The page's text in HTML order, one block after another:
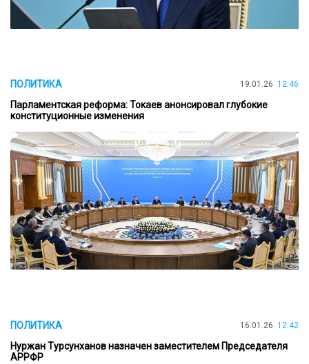
ПОЛИТИКА 19.01.26 12:46
Парламентская реформа: Токаев анонсировал глубокие
конституционные изменения
ПОЛИТИКА 16.01.26 12:42
Нуржан Турсунханов назначен заместителем Председателя
АРРФР